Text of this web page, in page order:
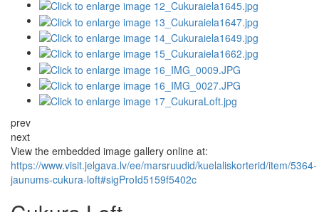
prev
next
View the embedded image gallery online at:
https://www.visit.jelgava.lv/ee/marsruudid/kuelaliskorterid/item/5364-
jaunums-cukura-loft#sigProId5159f5402c